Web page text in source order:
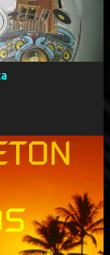
Booklet – Invicto
Nota:
della qualità in
M4A; comprato su